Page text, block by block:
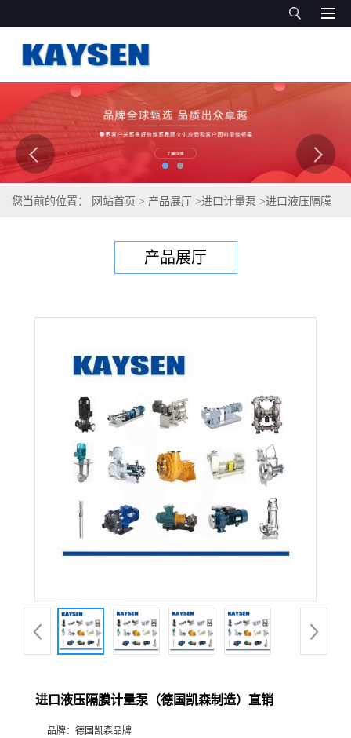
您当前的位置： 网站首页 > 产品展厅 >进口计量泵 >进口液压隔膜
产品展厅
进口液压隔膜计量泵（德国凯森制造）直销
品牌： 德国凯森品牌